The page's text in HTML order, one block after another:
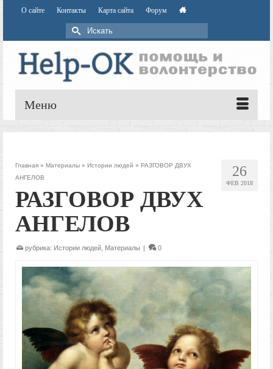
О сайте Контакты Карта сайта Форум
Искать:
Меню
26
ФЕВ 2018
Главная » Материалы » Истории людей » РАЗГОВОР ДВУХ
АНГЕЛОВ
РАЗГОВОР ДВУХ
АНГЕЛОВ
рубрика: Истории людей Материалы | 0